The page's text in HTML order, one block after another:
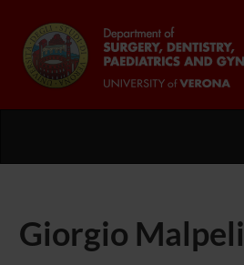
Giorgio Malpeli